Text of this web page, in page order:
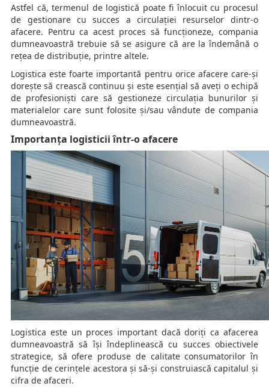
Astfel că, termenul de logistică poate fi înlocuit cu procesul
de gestionare cu succes a circulației resurselor dintr-o
afacere. Pentru ca acest proces să funcționeze, compania
dumneavoastră trebuie să se asigure că are la îndemână o
rețea de distribuție, printre altele.
Logistica este foarte importantă pentru orice afacere care-și
dorește să crească continuu și este esențial să aveți o echipă
de profesioniști care să gestioneze circulația bunurilor și
materialelor care sunt folosite și/sau vândute de compania
dumneavoastră.
Importanța logisticii într-o afacere
Logistica este un proces important dacă doriți ca afacerea
dumneavoastră să își îndeplinească cu succes obiectivele
strategice, să ofere produse de calitate consumatorilor în
funcție de cerințele acestora și să-și construiască capitalul și
cifra de afaceri.